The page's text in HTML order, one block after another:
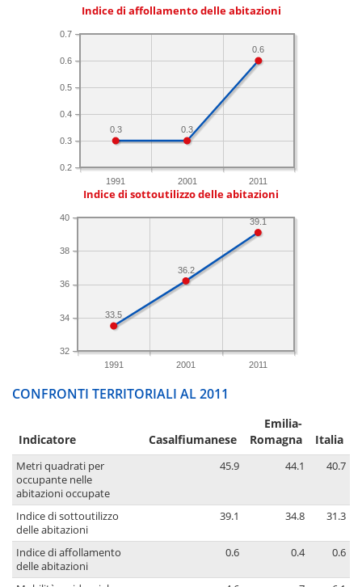
Indice di affollamento delle abitazioni
1991 2001 2011
0.2
0.3
0.4
0.5
0.6
0.7
0.6
0.3
0.3
Indice di sottoutilizzo delle abitazioni
1991 2001 2011
32
34
36
38
40 39.1
36.2
33.5
CONFRONTI TERRITORIALI AL 2011
Indicatore Casalfiumanese
Emilia-
Romagna
Italia
Metri quadrati per
occupante nelle
abitazioni occupate
45.9 44.1 40.7
Indice di sottoutilizzo
delle abitazioni
39.1 34.8 31.3
Indice di affollamento
delle abitazioni
0.6 0.4 0.6